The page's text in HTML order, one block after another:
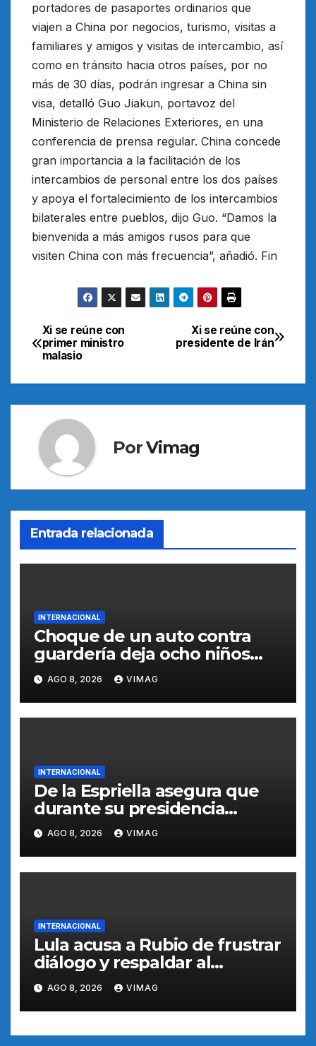
portadores de pasaportes ordinarios que
viajen a China por negocios, turismo, visitas a
familiares y amigos y visitas de intercambio, así
como en tránsito hacia otros países, por no
más de 30 días, podrán ingresar a China sin
visa, detalló Guo Jiakun, portavoz del
Ministerio de Relaciones Exteriores, en una
conferencia de prensa regular. China concede
gran importancia a la facilitación de los
intercambios de personal entre los dos países
y apoya el fortalecimiento de los intercambios
bilaterales entre pueblos, dijo Guo. “Damos la
bienvenida a más amigos rusos para que
visiten China con más frecuencia”, añadió. Fin
Navegación
de
Xi se reúne con
presidente de Irán
Xi se reúne con
primer ministro
malasio
PorVimag
Entrada relacionada
INTERNACIONAL
Choque de un auto contra
guardería deja ocho niños
heridos en California, según
medios
AGO 8, 2026 VIMAG
INTERNACIONAL
De la Espriella asegura que
durante su presidencia
Colombia encontrará orden a
través de autoridad
AGO 8, 2026 VIMAG
INTERNACIONAL
Lula acusa a Rubio de frustrar
diálogo y respaldar al
candidato opositor Bolsonaro
AGO 8, 2026 VIMAG